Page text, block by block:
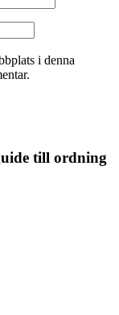
i denna
till ordning